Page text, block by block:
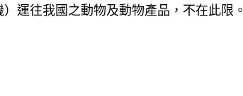
運往我國之動物及動物產品，不在此限。